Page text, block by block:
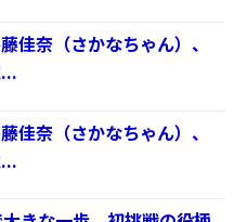
佳奈（さかなちゃん）、
佳奈（さかなちゃん）、